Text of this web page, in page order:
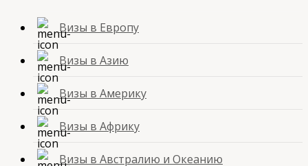
Визы в Европу
Визы в Азию
Визы в Америку
Визы в Африку
Визы в Австралию и Океанию